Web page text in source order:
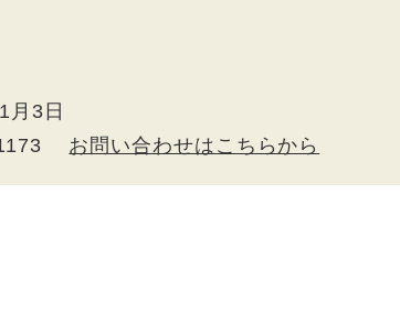
1月3日
1173 お問い合わせはこちらから